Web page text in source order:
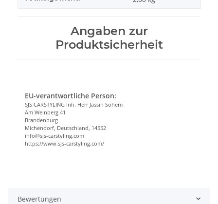
Angaben zur
Produktsicherheit
EU-verantwortliche Person:
SJS CARSTYLING Inh. Herr Jassin Sohem
Am Weinberg 41
Brandenburg
Michendorf, Deutschland, 14552
info@sjs-carstyling.com
https://www.sjs-carstyling.com/
Bewertungen